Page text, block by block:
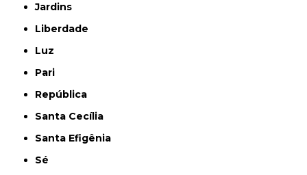
Jardins
Liberdade
Luz
Pari
República
Santa Cecília
Santa Efigênia
Sé